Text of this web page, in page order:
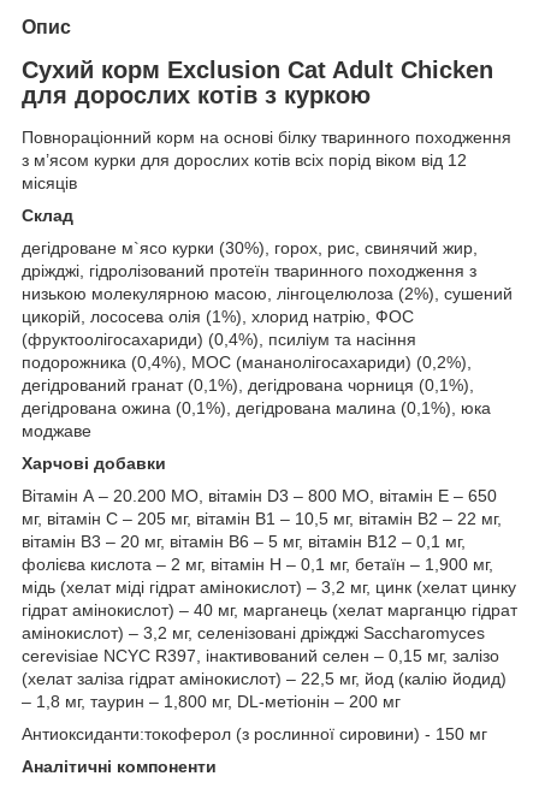
Опис
Сухий корм Exclusion Cat Adult Chicken
для дорослих котів з куркою
Повнораціонний корм на основі білку тваринного походження
з м’ясом курки для дорослих котів всіх порід віком від 12
місяців
Склад
дегідроване м`ясо курки (30%), горох, рис, свинячий жир,
дріжджі, гідролізований протеїн тваринного походження з
низькою молекулярною масою, лінгоцелюлоза (2%), сушений
цикорій, лососева олія (1%), хлорид натрію, ФОС
(фруктоолігосахариди) (0,4%), псиліум та насіння
подорожника (0,4%), МОС (мананолігосахариди) (0,2%),
дегідрований гранат (0,1%), дегідрована чорниця (0,1%),
дегідрована ожина (0,1%), дегідрована малина (0,1%), юка
моджаве
Харчові добавки
Вітамін А – 20.200 МО, вітамін D3 – 800 МО, вітамін Е – 650
мг, вітамін С – 205 мг, вітамін В1 – 10,5 мг, вітамін В2 – 22 мг,
вітамін В3 – 20 мг, вітамін В6 – 5 мг, вітамін В12 – 0,1 мг,
фолієва кислота – 2 мг, вітамін Н – 0,1 мг, бетаїн – 1,900 мг,
мідь (хелат міді гідрат амінокислот) – 3,2 мг, цинк (хелат цинку
гідрат амінокислот) – 40 мг, марганець (хелат марганцю гідрат
амінокислот) – 3,2 мг, селенізовані дріжджі Saccharomyces
cerevisiae NCYC R397, інактивований селен – 0,15 мг, залізо
(хелат заліза гідрат амінокислот) – 22,5 мг, йод (калію йодид)
– 1,8 мг, таурин – 1,800 мг, DL-метіонін – 200 мг
Антиоксиданти:токоферол (з рослинної сировини) - 150 мг
Аналітичні компоненти